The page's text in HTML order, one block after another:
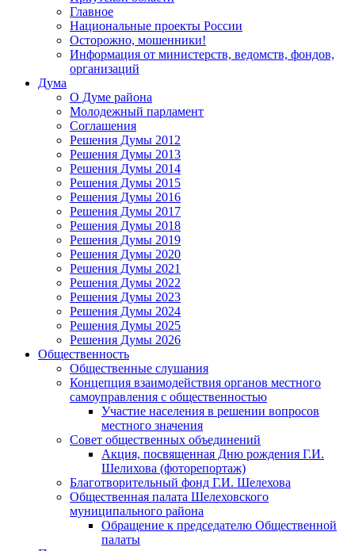
Главное
Национальные проекты России
Осторожно, мошенники!
Информация от министерств, ведомств, фондов,
организаций
Дума
О Думе района
Молодежный парламент
Соглашения
Решения Думы 2012
Решения Думы 2013
Решения Думы 2014
Решения Думы 2015
Решения Думы 2016
Решения Думы 2017
Решения Думы 2018
Решения Думы 2019
Решения Думы 2020
Решения Думы 2021
Решения Думы 2022
Решения Думы 2023
Решения Думы 2024
Решения Думы 2025
Решения Думы 2026
Общественность
Общественные слушания
Концепция взаимодействия органов местного
самоуправления с общественностью
Участие населения в решении вопросов
местного значения
Совет общественных объединений
Акция, посвященная Дню рождения Г.И.
Шелихова (фоторепортаж)
Благотворительный фонд Г.И. Шелехова
Общественная палата Шелеховского
муниципального района
Обращение к председателю Общественной
палаты